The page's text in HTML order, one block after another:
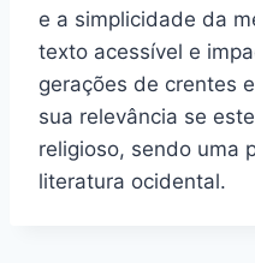
e a simplicidade da
texto acessível e
gerações de crentes
sua relevância se
religioso, sendo uma
literatura ocidental.